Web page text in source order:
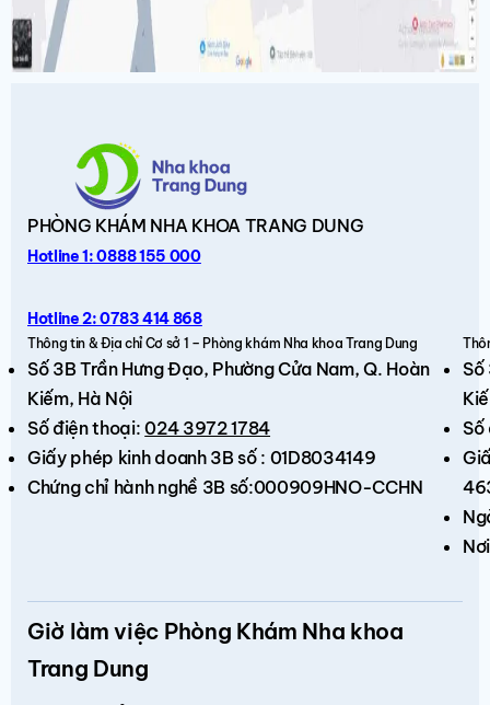
PHÒNG KHÁM NHA KHOA TRANG DUNG
Hotline 1: 0888 155 000
Hotline 2: 0783 414 868
Thông tin & Địa chỉ Cơ sở 1 – Phòng khám Nha khoa Trang Dung
Số 3B Trần Hưng Đạo, Phường Cửa Nam, Q. Hoàn
Kiếm, Hà Nội
Số điện thoại:024 3972 1784
Giấy phép kinh doanh 3B số : 01D8034149
Chứng chỉ hành nghề 3B số:000909HNO-CCHN
Số
Số
Giờ làm việc Phòng Khám Nha khoa
Trang Dung